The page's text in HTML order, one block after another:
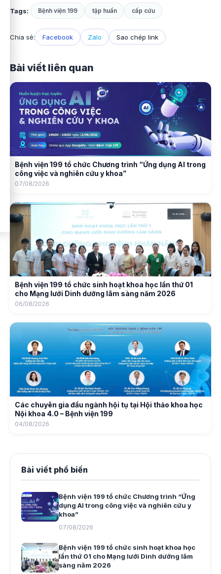
Tags: Bệnh viện 199 tập huấn cấp cứu
Chia sẻ: Facebook Zalo Sao chép link
Bài viết liên quan
Bệnh viện 199 tổ chức Chương trình “Ứng dụng AI trong
công việc và nghiên cứu y khoa”
07/08/2026
Bệnh viện 199 tổ chức sinh hoạt khoa học lần thứ 01
cho Mạng lưới Dinh dưỡng lâm sàng năm 2026
06/08/2026
Các chuyên gia đầu ngành hội tụ tại Hội thảo khoa học
Nội khoa 4.0 – Bệnh viện 199
04/08/2026
Bài viết phổ biến
Bệnh viện 199 tổ chức Chương trình “Ứng
dụng AI trong công việc và nghiên cứu y
khoa”
07/08/2026
Bệnh viện 199 tổ chức sinh hoạt khoa học
lần thứ 01 cho Mạng lưới Dinh dưỡng lâm
sàng năm 2026